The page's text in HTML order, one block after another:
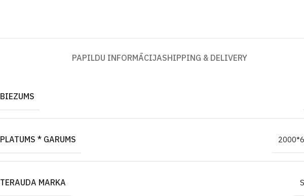
PAPILDU INFORMĀCIJASHIPPING & DELIVERY
BIEZUMS
PLATUMS * GARUMS
TERAUDA MARKA